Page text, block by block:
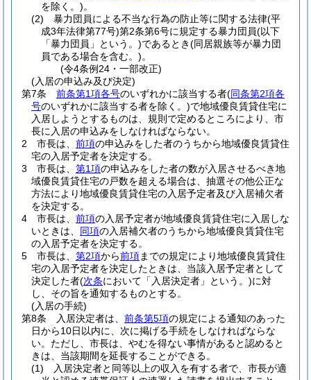
を除く。)。
(2)
暴力団員による不当な行為の防止等に関する法律(平
成3年法律第77号)第2条第6号に規定する暴力団員(以下
「暴力団員」という。)であるとき(同居親族等が暴力団
員である場合を含む。)。
(令4条例24・一部改正)
(入居の申込み及び決定)
第7条
前条第1項各号のいずれかに該当する者(同条第2項各
号のいずれかに該当する者を除く。)で地域優良賃貸住宅に
入居しようとするものは、規則で定めるところにより、市
長に入居の申込みをしなければならない。
2
市長は、 前項の申込みをした者のうちから地域優良賃貸住
宅の入居予定者を決定する。
3
市長は、 第1項の申込みをした者の数が入居させるべき地
域優良賃貸住宅の戸数を超える場合は、抽選その他公正な
方法により地域優良賃貸住宅の入居予定者及び入居補欠者
を決定する。
4
市長は、 前項の入居予定者が地域優良賃貸住宅に入居しな
いときは、 同項の入居補欠者のうちから地域優良賃貸住宅
の入居予定者を決定する。
5
市長は、 第2項から前項までの規定により地域優良賃貸住
宅の入居予定者を決定したときは、当該入居予定者として
決定した者(次条において「入居決定者」という。)に対
し、その旨を通知するものとする。
(入居の手続)
第8条
入居決定者は、 前条第5項の規定による通知のあった
日から10日以内に、次に掲げる手続をしなければならな
い。 ただし、市長は、やむを得ない事情があると認めると
きは、当該期間を延長することができる。
(1)
入居決定者と同等以上の収入を有する者で、市長が適